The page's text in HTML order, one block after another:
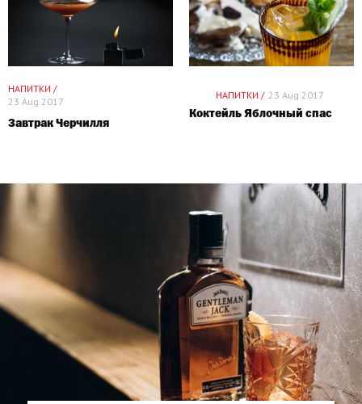
НАПИТКИ /
23 Aug 2017
Завтрак Черчилля
НАПИТКИ / 23 Aug 2017
Коктейль Яблочный спас